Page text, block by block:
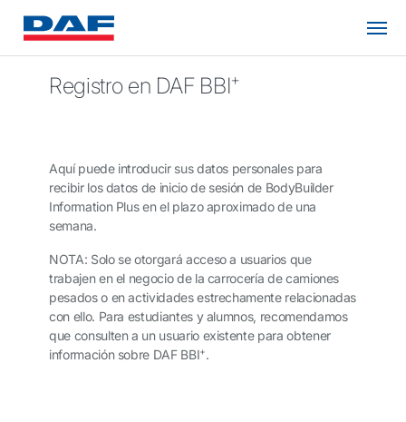
Registro en DAF BBI+
Aquí puede introducir sus datos personales para
recibir los datos de inicio de sesión de BodyBuilder
Information Plus en el plazo aproximado de una
semana.
NOTA: Solo se otorgará acceso a usuarios que
trabajen en el negocio de la carrocería de camiones
pesados o en actividades estrechamente relacionadas
con ello. Para estudiantes y alumnos, recomendamos
que consulten a un usuario existente para obtener
información sobre DAF BBI+.